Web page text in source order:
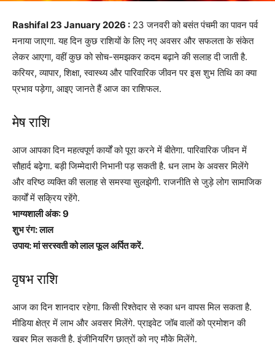
Rashifal 23 January 2026 : 23 जनवरी को बसंत पंचमी का पावन पर्व
मनाया जाएगा. यह दिन कुछ राशियों के लिए नए अवसर और सफलता के संकेत
लेकर आएगा, वहीं कुछ को सोच-समझकर कदम बढ़ाने की सलाह दी जाती है.
करियर, व्यापार, शिक्षा, स्वास्थ्य और पारिवारिक जीवन पर इस शुभ तिथि का क्या
प्रभाव पड़ेगा, आइए जानते हैं आज का राशिफल.
मेष राशि
आज आपका दिन महत्वपूर्ण कार्यों को पूरा करने में बीतेगा. पारिवारिक जीवन में
सौहार्द बढ़ेगा. बड़ी जिम्मेदारी निभानी पड़ सकती है. धन लाभ के अवसर मिलेंगे
और वरिष्ठ व्यक्ति की सलाह से समस्या सुलझेगी. राजनीति से जुड़े लोग सामाजिक
कार्यों में सक्रिय रहेंगे.
भाग्यशाली अंक: 9
शुभ रंग: लाल
उपाय: मां सरस्वती को लाल फूल अर्पित करें.
वृषभ राशि
आज का दिन शानदार रहेगा. किसी रिश्तेदार से रुका धन वापस मिल सकता है.
मीडिया क्षेत्र में लाभ और अवसर मिलेंगे. प्राइवेट जॉब वालों को प्रमोशन की
खबर मिल सकती है. इंजीनियरिंग छात्रों को नए मौके मिलेंगे.